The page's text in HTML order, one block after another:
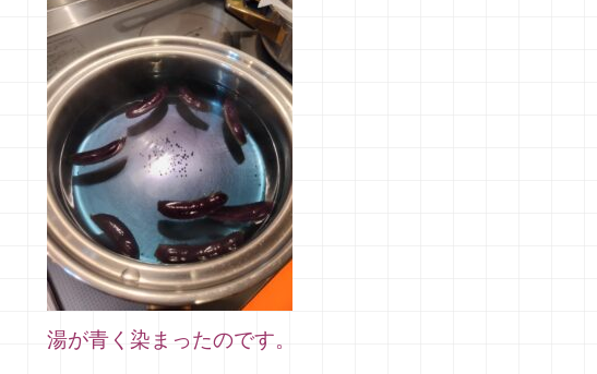
湯が青く染まったのです。